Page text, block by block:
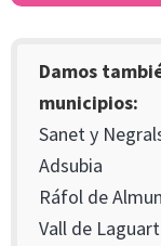
Damos
municipios:
Sanet y
Adsubia
Ráfol de
Vall de Laguart